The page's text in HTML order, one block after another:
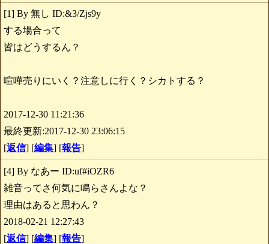
[1] By 無し ID:&3/Zjs9y
する場合って
皆はどうするん？
喧嘩売りにいく？注意しに行く？シカトする？
2017-12-30 11:21:36
最終更新:2017-12-30 23:06:15
[返信] [編集] [報告]
[4] By なあー ID:uf#iOZR6
雑音ってさ何気に鳴らさんよな？
理由はあると思わん？
2018-02-21 12:27:43
[返信] [編集] [報告]